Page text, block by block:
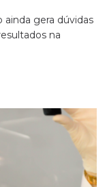
ainda gera dúvidas
na